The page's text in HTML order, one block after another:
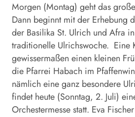
Morgen (Montag) geht das
Dann beginnt mit der Erhebung
der Basilika St. Ulrich und Afra
traditionelle Ulrichswoche. Eine
gewissermaßen einen kleinen
die Pfarrei Habach im
nämlich eine ganz besondere
findet heute (Sonntag, 2. Juli)
Orchestermesse statt. Eva